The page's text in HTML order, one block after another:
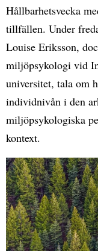
Hållbarhetsvecka
tillfällen. Under
Louise Eriksson,
miljöpsykologi vid
universitet, tala om
individnivån i den
miljöpsykologiska
kontext.